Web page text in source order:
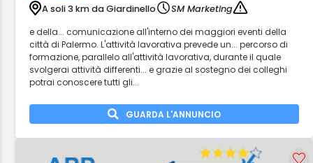
A soli 3 km da Giardinello
SM Marketing
e della... comunicazione all'interno dei maggiori eventi della
città di Palermo. L'attività lavorativa prevede un... percorso di
formazione, parallelo all'attività lavorativa, durante il quale
svolgerai attività differenti... e grazie al sostegno dei colleghi
potrai conoscere tutti gli...
GUARDA L'ANNUNCIO